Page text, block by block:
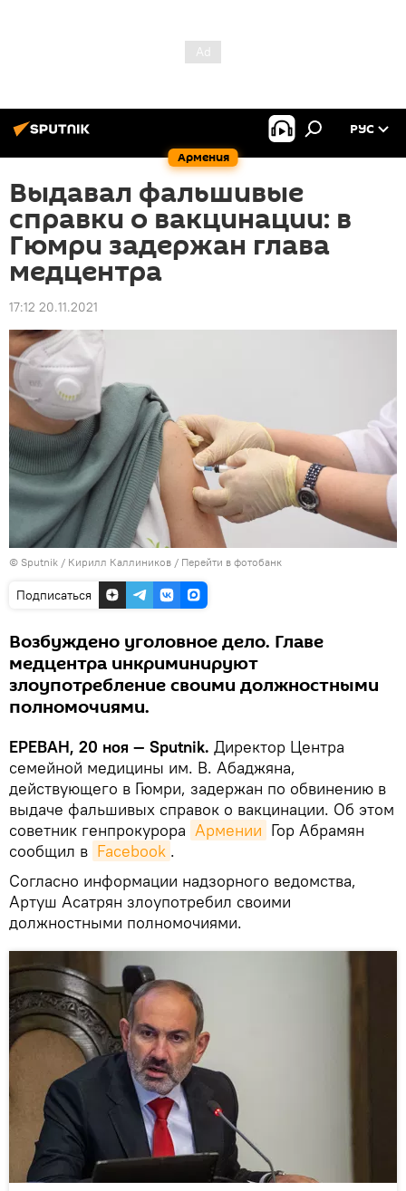
Армения
РУС
Выдавал фальшивые
справки о вакцинации: в
Гюмри задержан глава
медцентра
17:12 20.11.2021
© Sputnik / Кирилл Каллиников / Перейти в фотобанк
Подписаться
Возбуждено уголовное дело. Главе
медцентра инкриминируют
злоупотребление своими должностными
полномочиями.
ЕРЕВАН, 20 ноя — Sputnik. Директор Центра
семейной медицины им. В. Абаджяна,
действующего в Гюмри, задержан по обвинению в
выдаче фальшивых справок о вакцинации. Об этом
советник генпрокурора Армении Гор Абрамян
сообщил в Facebook .
Согласно информации надзорного ведомства,
Артуш Асатрян злоупотребил своими
должностными полномочиями.